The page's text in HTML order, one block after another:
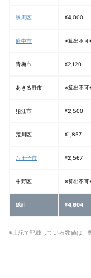
練馬区 ¥4,000
府中市 ※算出不可
青梅市 ¥2,120
あきる野市 ※算出不可
狛江市 ¥2,500
荒川区 ¥1,857
八王子市 ¥2,567
中野区 ※算出不可
総計 ¥4,604
※上記で記載している数値は、